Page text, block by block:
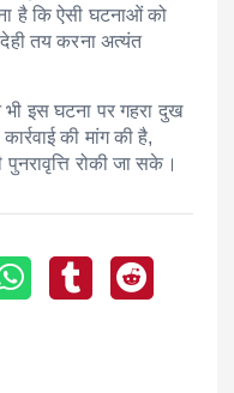
है कि ऐसी घटनाओं को
तय करना अत्यंत
इस घटना पर गहरा दुख
की मांग की है,
रोकी जा सके।